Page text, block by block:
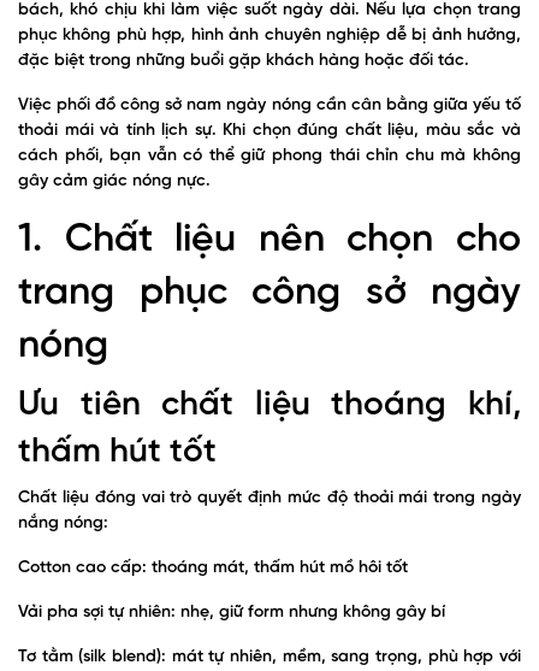
bách, khó chịu khi làm việc suốt ngày dài. Nếu lựa chọn trang
phục không phù hợp, hình ảnh chuyên nghiệp dễ bị ảnh hưởng,
đặc biệt trong những buổi gặp khách hàng hoặc đối tác.
Việc phối đồ công sở nam ngày nóng cần cân bằng giữa yếu tố
thoải mái và tính lịch sự. Khi chọn đúng chất liệu, màu sắc và
cách phối, bạn vẫn có thể giữ phong thái chỉn chu mà không
gây cảm giác nóng nực.
1. Chất liệu nên chọn cho
trang phục công sở ngày
nóng
Ưu tiên chất liệu thoáng khí,
thấm hút tốt
Chất liệu đóng vai trò quyết định mức độ thoải mái trong ngày
nắng nóng:
Cotton cao cấp: thoáng mát, thấm hút mồ hôi tốt
Vải pha sợi tự nhiên: nhẹ, giữ form nhưng không gây bí
Tơ tằm (silk blend): mát tự nhiên, mềm, sang trọng, phù hợp với